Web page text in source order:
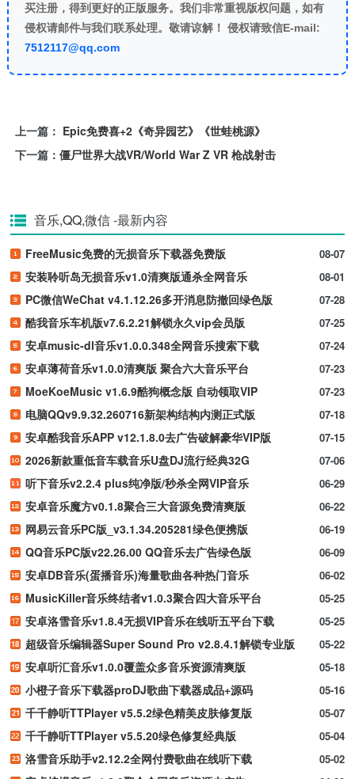
买注册，得到更好的正版服务。我们非常重视版权问题，如有
侵权请邮件与我们联系处理。敬请谅解！ 侵权请致信E-mail:
7512117@qq.com
上一篇： Epic免费喜+2《奇异园艺》《世蛙桃源》
下一篇： 僵尸世界大战VR/World War Z VR 枪战射击
音乐,QQ,微信-最新内容
08-07
FreeMusic免费的无损音乐下载器免费版
08-01
安装聆听岛无损音乐v1.0清爽版通杀全网音乐
07-28
PC微信WeChat v4.1.12.26多开消息防撤回绿色版
07-25
酷我音乐车机版v7.6.2.21解锁永久vip会员版
07-24
安卓music-dl音乐v1.0.0.348全网音乐搜索下载
07-23
安卓薄荷音乐v1.0.0清爽版 聚合六大音乐平台
07-23
MoeKoeMusic v1.6.9酷狗概念版 自动领取VIP
07-18
电脑QQv9.9.32.260716新架构结构内测正式版
07-15
安卓酷我音乐APP v12.1.8.0去广告破解豪华VIP版
07-06
2026新款重低音车载音乐U盘DJ流行经典32G
06-29
听下音乐v2.2.4 plus纯净版/秒杀全网VIP音乐
06-22
安卓音乐魔方v0.1.8聚合三大音源免费清爽版
06-19
网易云音乐PC版_v3.1.34.205281绿色便携版
06-09
QQ音乐PC版v22.26.00 QQ音乐去广告绿色版
06-02
安卓DB音乐(蛋播音乐)海量歌曲各种热门音乐
05-25
MusicKiller音乐终结者v1.0.3聚合四大音乐平台
05-25
安卓洛雪音乐v1.8.4无损VIP音乐在线听五平台下载
05-22
超级音乐编辑器Super Sound Pro v2.8.4.1解锁专业版
05-18
安卓听汇音乐v1.0.0覆盖众多音乐资源清爽版
05-16
小橙子音乐下载器proDJ歌曲下载器成品+源码
05-07
千千静听TTPlayer v5.5.2绿色精美皮肤修复版
05-04
千千静听TTPlayer v5.5.20绿色修复经典版
05-02
洛雪音乐助手v2.12.2全网付费歌曲在线听下载